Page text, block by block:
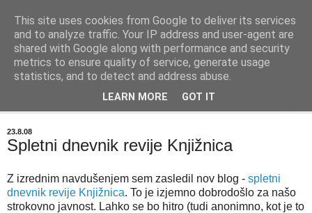
BIBLIOBLOG
O stvareh, ki zanimajo knjižničarje - info@biblioblog.si
23.8.08
Spletni dnevnik revije Knjižnica
Z izrednim navdušenjem sem zasledil nov blog - spletni
dnevnik revije Knjižnica. To je izjemno dobrodošlo za našo
strokovno javnost. Lahko se bo hitro (tudi anonimno, kot je to
This site uses cookies from Google to deliver its services
and to analyze traffic. Your IP address and user-agent are
shared with Google along with performance and security
metrics to ensure quality of service, generate usage
statistics, and to detect and address abuse.
LEARN MORE GOT IT